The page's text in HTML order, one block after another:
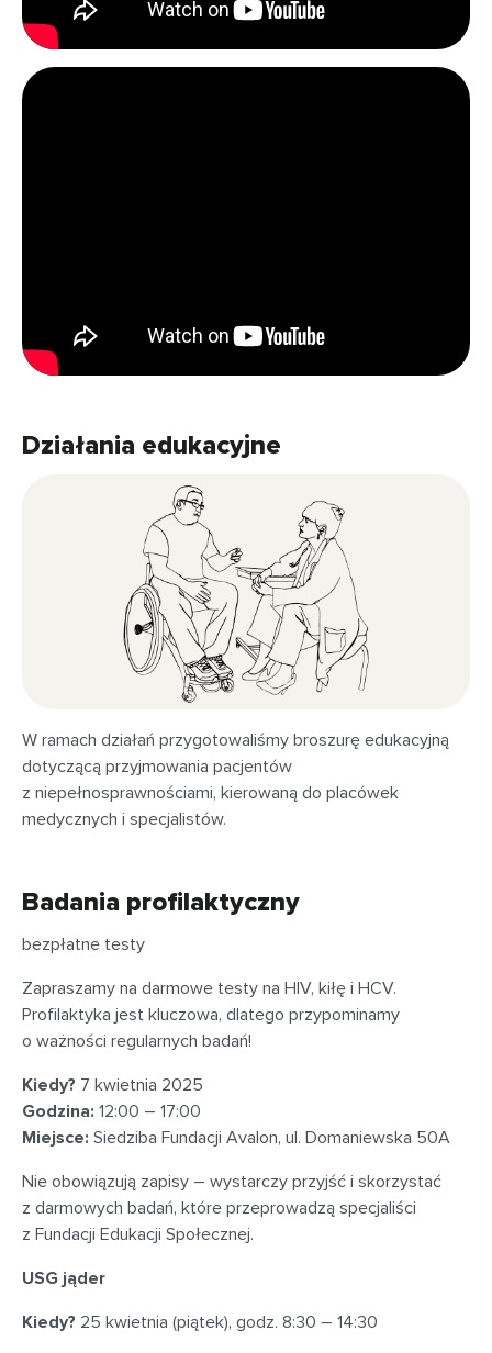
Działania edukacyjne
W ramach działań przygotowaliśmy broszurę edukacyjną
dotyczącą przyjmowania pacjentów
z niepełnosprawnościami, kierowaną do placówek
medycznych i specjalistów.
Badania profilaktyczny
bezpłatne testy
Zapraszamy na darmowe testy na HIV, kiłę i HCV.
Profilaktyka jest kluczowa, dlatego przypominamy
o ważności regularnych badań!
Kiedy? 7 kwietnia 2025
Godzina: 12:00 – 17:00
Miejsce: Siedziba Fundacji Avalon, ul. Domaniewska 50A
Nie obowiązują zapisy – wystarczy przyjść i skorzystać
z darmowych badań, które przeprowadzą specjaliści
z Fundacji Edukacji Społecznej.
USG jąder
Kiedy? 25 kwietnia (piątek), godz. 8:30 – 14:30